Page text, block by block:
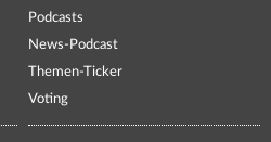
Podcasts
News-Podcast
Themen-Ticker
Voting